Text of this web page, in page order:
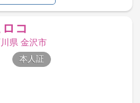
ロコ
県 金沢市
本人証